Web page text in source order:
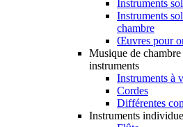
Instruments
Instruments
chambre
Œuvres pour
Musique de
instruments
Instruments à
Cordes
Différentes
Instruments